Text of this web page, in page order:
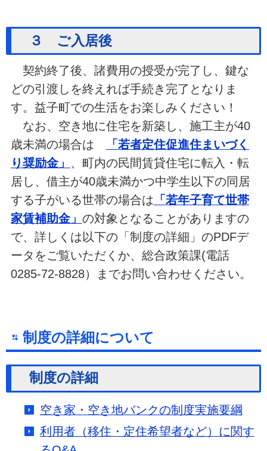
３ ご入居後
契約終了後、諸費用の授受が完了し、鍵な
どの引渡しを終えれば手続き完了となりま
す。益子町での生活をお楽しみください！
なお、空き地に住宅を新築し、施工主が40
歳未満の場合は
「若者定住促進住まいづく
り奨励金」 、町内の民間賃貸住宅に転入・転
居し、 借主が40歳未満かつ中学生以下の同居
する子がいる世帯の場合は 「若年子育て世帯
家賃補助金」 の対象となることがありますの
で、詳しくは以下の「制度の詳細」のPDFデ
ータをご覧いただくか、総合政策課(電話
0285-72-8828）までお問い合わせください。
制度の詳細について
制度の詳細
空き家・空き地バンクの制度実施要綱
利用者（移住・定住希望者など）に関す